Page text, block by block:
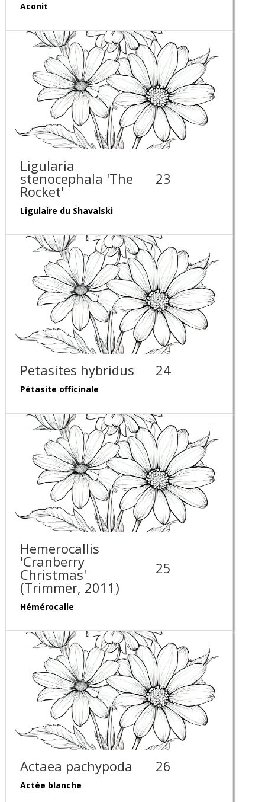
Aconit
Ligularia
stenocephala 'The
Rocket'
23
Ligulaire du Shavalski
Petasites hybridus 24
Pétasite officinale
Hemerocallis
'Cranberry
Christmas'
(Trimmer, 2011)
25
Hémérocalle
Actaea pachypoda 26
Actée blanche